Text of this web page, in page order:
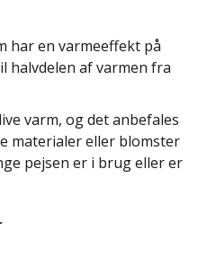
har en varmeeffekt på
halvdelen af varmen fra
varm, og det anbefales
materialer eller blomster
pejsen er i brug eller er